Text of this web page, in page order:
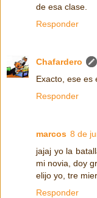
de esa clase.
Responder
Chafardero
Exacto, ese es
Responder
marcos 8 de
jajaj yo la
mi novia, doy
elijo yo, tre
Responder